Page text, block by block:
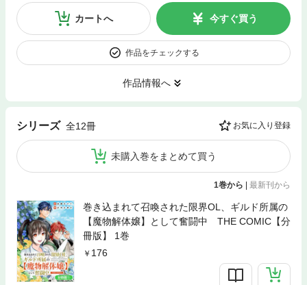
カートへ 今すぐ買う
作品をチェックする
作品情報へ
シリーズ 全12冊 お気に入り登録
未購入巻をまとめて買う
1巻から | 最新刊から
巻き込まれて召喚された限界OL、ギルド所属の
【魔物解体嬢】として奮闘中 THE COMIC【分
冊版】 1巻
176